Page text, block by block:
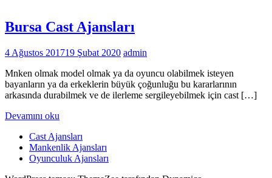
Bursa Cast Ajansları
4 Ağustos 201719 Şubat 2020 admin
Mnken olmak model olmak ya da oyuncu olabilmek isteyen
bayanların ya da erkeklerin büyük çoğunluğu bu kararlarının
arkasında durabilmek ve de ilerleme sergileyebilmek için cast […]
Devamını oku
Cast Ajansları
Mankenlik Ajansları
Oyunculuk Ajansları